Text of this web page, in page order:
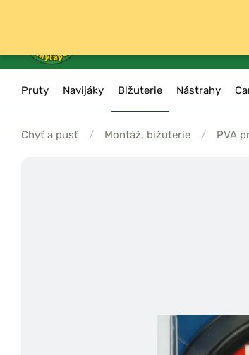
Pruty Navijáky Bižuterie Nástrahy
Chyť a pusť / Montáž, bižuterie / PVA